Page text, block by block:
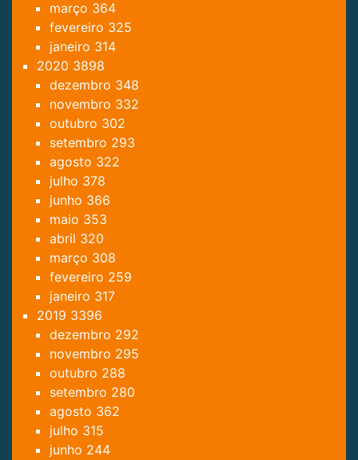
março 364
fevereiro 325
janeiro 314
2020 3898
dezembro 348
novembro 332
outubro 302
setembro 293
agosto 322
julho 378
junho 366
maio 353
abril 320
março 308
fevereiro 259
janeiro 317
2019 3396
dezembro 292
novembro 295
outubro 288
setembro 280
agosto 362
julho 315
junho 244